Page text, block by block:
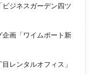
ジネスガーデン四ツ
企画「ワイムポート新
レンタルオフィス」